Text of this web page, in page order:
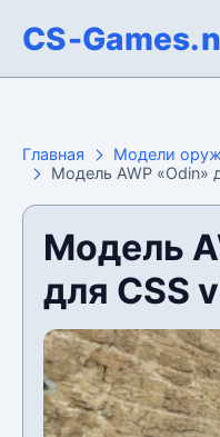
CS-
Главная
Модели
Модель AWP «Odin»
Модель
для CSS